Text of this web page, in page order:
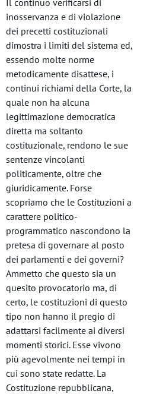
Il continuo verificarsi di
inosservanza e di violazione
dei precetti costituzionali
dimostra i limiti del sistema ed,
essendo molte norme
metodicamente disattese, i
continui richiami della Corte, la
quale non ha alcuna
legittimazione democratica
diretta ma soltanto
costituzionale, rendono le sue
sentenze vincolanti
politicamente, oltre che
giuridicamente. Forse
scopriamo che le Costituzioni a
carattere politico-
programmatico nascondono la
pretesa di governare al posto
dei parlamenti e dei governi?
Ammetto che questo sia un
quesito provocatorio ma, di
certo, le costituzioni di questo
tipo non hanno il pregio di
adattarsi facilmente ai diversi
momenti storici. Esse vivono
più agevolmente nei tempi in
cui sono state redatte. La
Costituzione repubblicana,